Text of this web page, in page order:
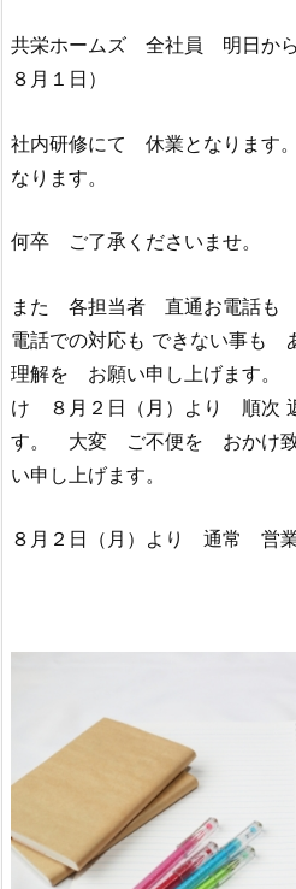
共栄ホームズ 全社員 明日か
８月１日）
社内研修にて 休業となります
なります。
何卒 ご了承くださいませ。
また 各担当者 直通お電話
電話での対応も できない事も
理解を お願い申し上げます
け ８月２日（月）より 順次
す。 大変 ご不便を おかけ
い申し上げます。
８月２日（月）より 通常 営